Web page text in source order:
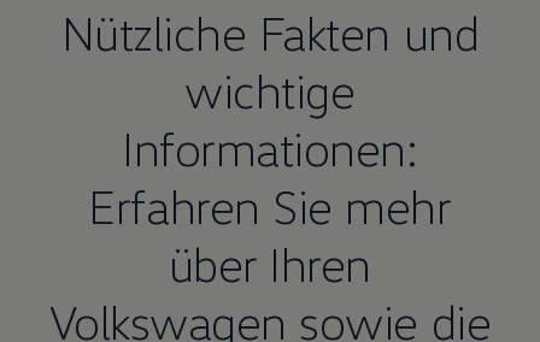
Nützliche Fakten und
wichtige
Informationen:
Erfahren Sie mehr
über Ihren
Volkswagen sowie die